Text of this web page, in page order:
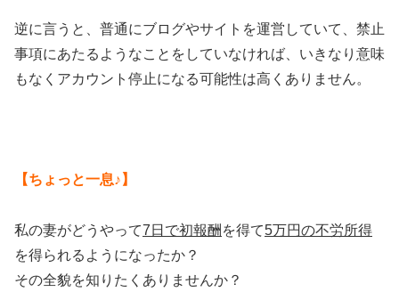
逆に言うと、普通にブログやサイトを運営していて、禁止
事項にあたるようなことをしていなければ、いきなり意味
もなくアカウント停止になる可能性は高くありません。
【ちょっと一息♪】
私の妻がどうやって7日で初報酬 を得て5万円の不労所得
を得られるようになったか？
その全貌を知りたくありませんか？